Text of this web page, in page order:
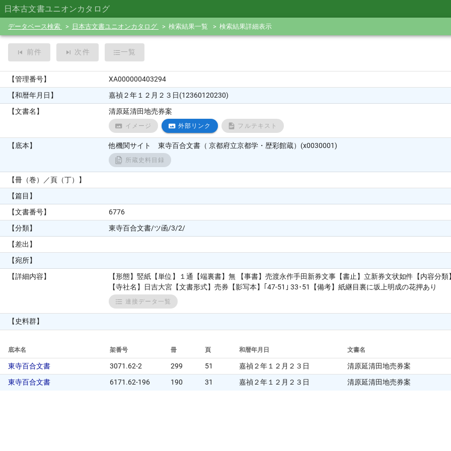
日本古文書ユニオンカタログ
データベース検索 日本古文書ユニオンカタログ 検索結果一覧 検索結果詳細表示
前件 次件 一覧
【管理番号】
XA000000403294
【和暦年月日】
嘉禎２年１２月２３日(12360120230)
【文書名】
清原延清田地売券案
イメージ 外部リンク フルテキスト
【底本】 他機関サイト 東寺百合文書（ 京都府立京都学・歴彩館蔵）(x0030001)
所蔵史料目録
【冊（巻）／頁（丁）】
【篇目】
【文書番号】
6776
【分類】
東寺百合文書/ツ函/3/2/
【差出】
【宛所】
【詳細内容】
【形態】竪紙【単位】１通【端裏書】無 【事書】売渡永作手田新券文事【書止】立新券文状如件【内容分
【寺社名】日吉大宮【文書形式】売券【影写本】｢47-51｣ 33･51【備考】紙継目裏に坂上明成の花押あり
連接データ一覧
【史料群】
底本名 架番号 冊 頁 和暦年月日 文書名
東寺百合文書 3071.62-2 299 51 嘉禎２年１２月２３日
清原延清田地売券案
東寺百合文書
6171.62-196 190 31 嘉禎２年１２月２３日 清原延清田地売券案